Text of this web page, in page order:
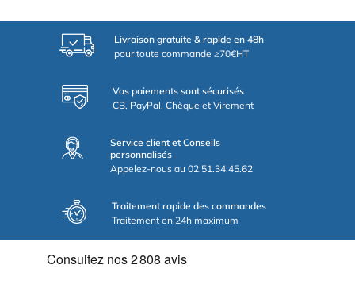
Livraison gratuite & rapide en 48h
pour toute commande ≥70€HT
Vos paiements sont sécurisés
CB, PayPal, Chèque et Virement
Service client et Conseils
personnalisés
Appelez-nous au 02.51.34.45.62
Traitement rapide des commandes
Traitement en 24h maximum